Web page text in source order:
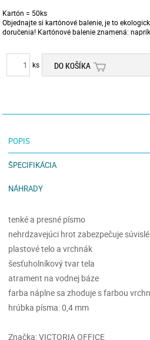
Kartón = 50ks
Objednajte si kartónové balenie, je to
doručenia! Kartónové balenie znamená:
ks DO KOŠÍKA
POPIS
ŠPECIFIKÁCIA
NÁHRADY
tenké a presné písmo
nehrdzavejúci hrot zabezpečuje
plastové telo a vrchnák
šesťuholníkový tvar tela
atrament na vodnej báze
farba náplne sa zhoduje s farbou
hrúbka písma: 0,4 mm
Značka: VICTORIA OFFICE